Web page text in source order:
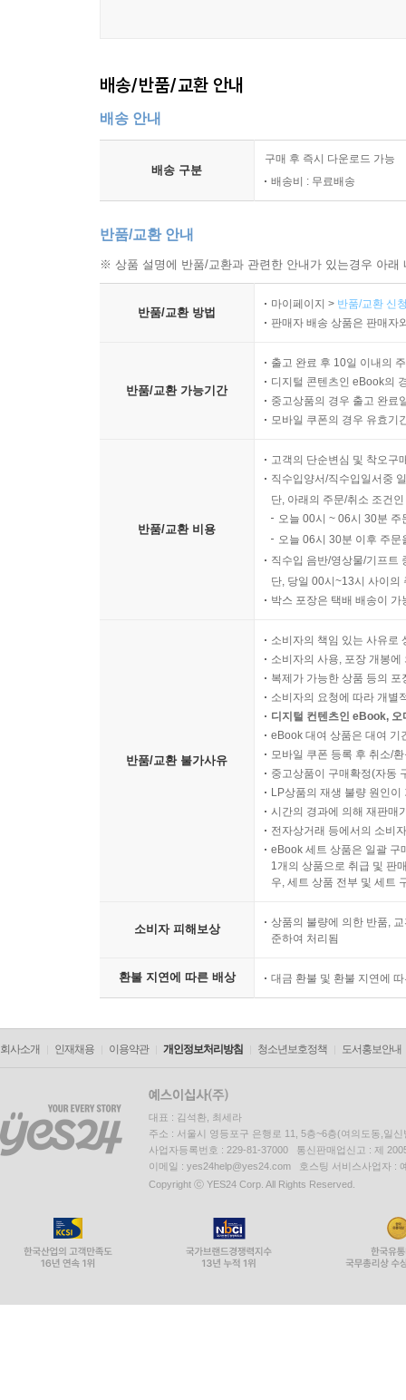
배송/반품/교환 안내
배송 안내
배송 구분
구매 후 즉시 다운로드 가능
배송비 : 무료배송
반품/교환 안내
※ 상품 설명에 반품/교환과 관련한 안내가 있는경우 아
반품/교환 방법
마이페이지 > 반품/교환 신
판매자 배송 상품은 판매자
반품/교환 가능기간
출고 완료 후 10일 이내의
디지털 콘텐츠인 eBook의
중고상품의 경우 출고 완료
모바일 쿠폰의 경우 유효기
반품/교환 비용
고객의 단순변심 및 착오구
직수입양서/직수입일서중
단, 아래의 주문/취소 조건
오늘 00시 ~ 06시 30분
오늘 06시 30분 이후 주
직수입 음반/영상물/기프트
단, 당일 00시~13시 사이의
박스 포장은 택배 배송이
반품/교환 불가사유
소비자의 책임 있는 사유로
소비자의 사용, 포장 개봉
복제가 가능한 상품 등의
소비자의 요청에 따라 개별
디지털 컨텐츠인 eBook,
eBook 대여 상품은 대여 기
모바일 쿠폰 등록 후 취소/
중고상품이 구매확정(자동
LP상품의 재생 불량 원인
시간의 경과에 의해 재판매
전자상거래 등에서의 소비
eBook 세트 상품은 일괄 구
1개의 상품으로 취급 및 판
우, 세트 상품 전부 및 세트
소비자 피해보상
상품의 불량에 의한 반품,
준하여 처리됨
환불 지연에 따른 배상 대금 환불 및 환불 지연에
회사소개 인재채용 이용약관 개인정보처리방침 청소년보호정책 도서홍보안내
대표 : 김석환, 최세라
주소 : 서울시 영등포구 은행로 11, 5층~6층(여의도동,일신
사업자등록번호 : 229-81-37000 통신판매업신고 : 제
이메일 : yes24help@yes24.com 호스팅 서비스사업자 :
Copyright ⓒ YES24 Corp. All Rights Reserved.